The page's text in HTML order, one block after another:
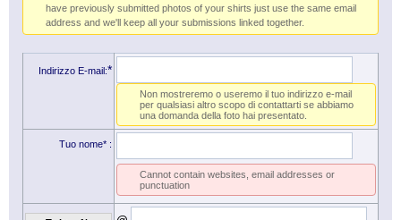
have previously submitted photos of your shirts just use the same email
address and we'll keep all your submissions linked together.
Indirizzo E-mail:*
Non mostreremo o useremo il tuo indirizzo e-mail
per qualsiasi altro scopo di contattarti se abbiamo
una domanda della foto hai presentato.
Tuo nome* :
Cannot contain websites, email addresses or
punctuation